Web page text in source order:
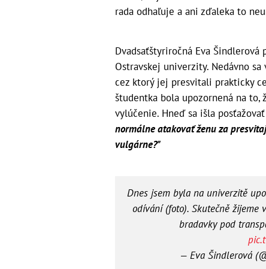
rada odhaľuje a ani zďaleka to
Dvadsaťštyriročná Eva
Ostravskej univerzity. Nedávno
cez ktorý jej presvitali prakticky
študentka bola upozornená na
vylúčenie. Hneď sa išla
normálne atakovať ženu za
vulgárne?"
Dnes jsem byla na univerzitě
odívání (foto). Skutečně žijeme
bradavky pod
— Eva Šindlerová